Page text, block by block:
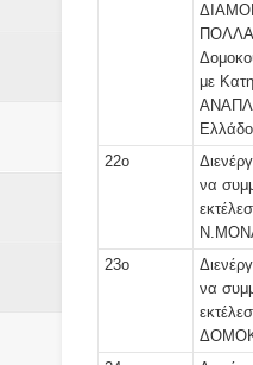
με
22ο
να
23ο
να